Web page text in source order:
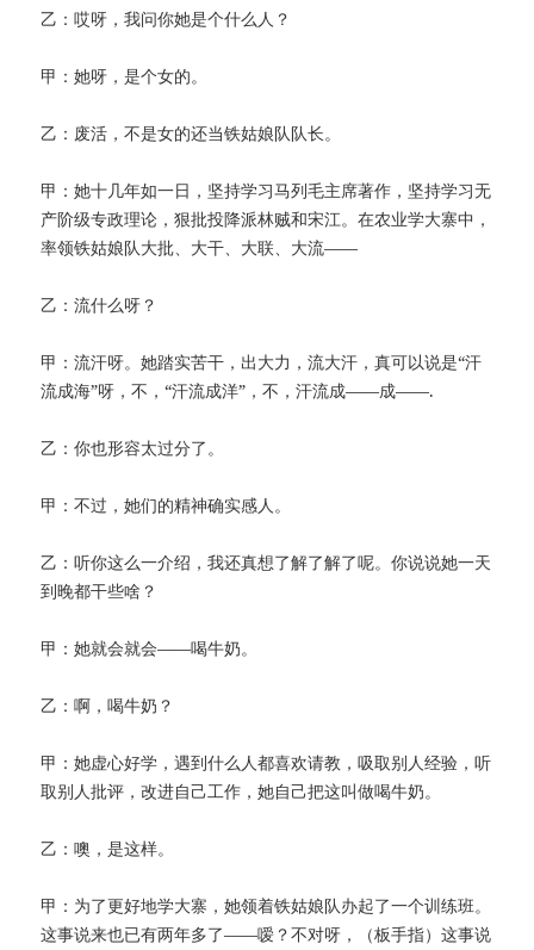
乙：哎呀，我问你她是个什么人？
甲：她呀，是个女的。
乙：废活，不是女的还当铁姑娘队队长。
甲：她十几年如一日，坚持学习马列毛主席著作，坚持学习无
产阶级专政理论，狠批投降派林贼和宋江。在农业学大寨中，
率领铁姑娘队大批、大干、大联、大流——
乙：流什么呀？
甲：流汗呀。她踏实苦干，出大力，流大汗，真可以说是“汗
流成海”呀，不，“汗流成洋”，不，汗流成——成——.
乙：你也形容太过分了。
甲：不过，她们的精神确实感人。
乙：听你这么一介绍，我还真想了解了解了呢。你说说她一天
到晚都干些啥？
甲：她就会就会——喝牛奶。
乙：啊，喝牛奶？
甲：她虚心好学，遇到什么人都喜欢请教，吸取别人经验，听
取别人批评，改进自己工作，她自己把这叫做喝牛奶。
乙：噢，是这样。
甲：为了更好地学大寨，她领着铁姑娘队办起了一个训练班。
这事说来也已有两年多了——嗳？不对呀，（板手指）这事说